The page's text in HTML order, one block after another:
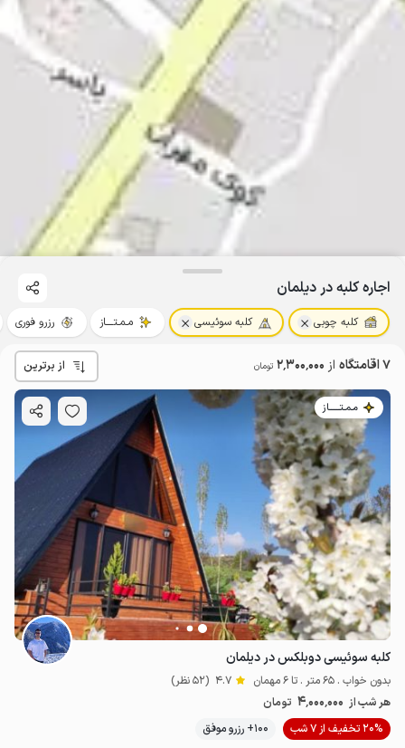
اجاره کلبه در دیلمان
کلبه چوبی کلبه سوئیسی مـمـتــــاز رزرو فوری
7 اقامتگاه از 2٬300٬000 تومان از برترین
مـمـتــــــاز
کلبه سوئیسی دوبلکس در دیلمان
بدون خواب . 65 متر . تا 6 مهمان 4.7 (52 نظر)
هر شب از 4٬000٬000 تومان
20% تخفیف از 7 شب
100+ رزرو موفق